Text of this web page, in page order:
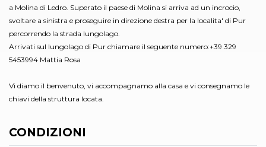
a Molina di Ledro. Superato il paese di Molina si arriva ad un incrocio,
svoltare a sinistra e proseguire in direzione destra per la localita' di Pur
percorrendo la strada lungolago.
Arrivati sul lungolago di Pur chiamare il seguente numero:+39 329
5453994 Mattia Rosa
Vi diamo il benvenuto, vi accompagnamo alla casa e vi consegnamo le
chiavi della struttura locata.
CONDIZIONI